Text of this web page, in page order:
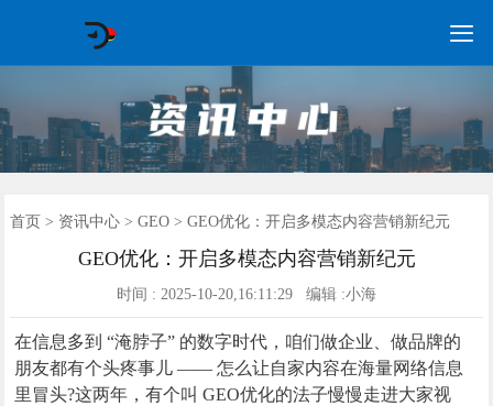

首页
GEO常见问题
GEO优化
海外GEO
网络营销
企业培训
软件开发
政策申报
资讯中心
关于我们
首页 > 资讯中心> GEO> GEO优化：开启多模态内容营销新纪元
GEO优化：开启多模态内容营销新纪元
时间 : 2025-10-20,16:11:29 编辑 :小海
在信息多到 “淹脖子” 的数字时代，咱们做企业、做品牌的
朋友都有个头疼事儿 —— 怎么让自家内容在海量网络信息
里冒头?这两年，有个叫 GEO优化的法子慢慢走进大家视